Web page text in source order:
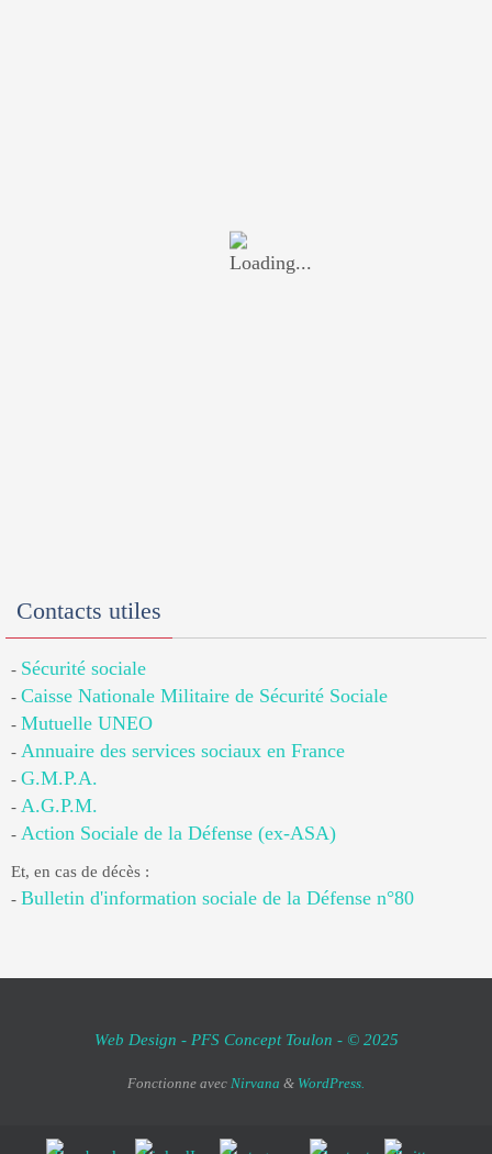
Contacts utiles
- Sécurité sociale
- Caisse Nationale Militaire de Sécurité Sociale
- Mutuelle UNEO
- Annuaire des services sociaux en France
- G.M.P.A.
- A.G.P.M.
- Action Sociale de la Défense (ex-ASA)
Et, en cas de décès :
- Bulletin d'information sociale de la Défense n°80
Web Design - PFS Concept Toulon - © 2025
Fonctionne avec Nirvana & WordPress.